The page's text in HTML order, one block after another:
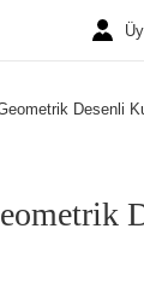
Desenli